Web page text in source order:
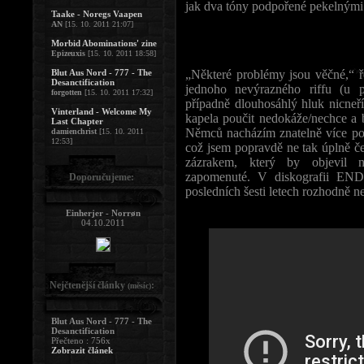
jak dva tóny podpořené
„Některé problémy jsou věčné,“
jednoho nevýrazného riffu (u
případně dlouhosáhlý hluk
kapela poučit nedokáže/nechce
Němců nacházím znatelně více
což jsem popravdě ne tak úplně
zázrakem, který by objevil
zapomenuté. V diskografii
posledních šesti letech rozhodně
Taake - Noregs Vaapen
AN [15. 10. 2011 21:07]
Morbid Abominations' zine
Epizeuxis [15. 10. 2011 18:58]
Blut Aus Nord - 777 - The
Desanctification
forgotten [15. 10. 2011 17:32]
Vinterland - Welcome My
Last Chapter
damienchrist [15. 10. 2011
12:53]
Doporučujeme:
Einherjer - Norrøn
04.10.2011
Nejčtenější články (měsíc):
Blut Aus Nord - 777 - The
Desanctification
Přečteno : 756x
Zobrazit článek